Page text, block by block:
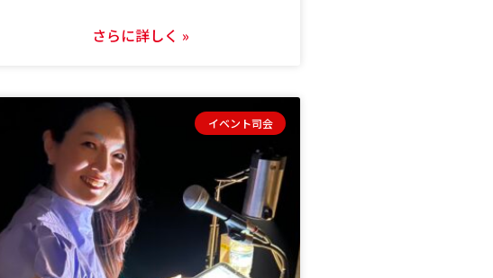
さらに詳しく »
イベント司会